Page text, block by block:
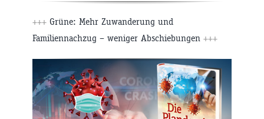
+++ Grüne: Mehr Zuwanderung und
Familiennachzug – weniger Abschiebungen +++